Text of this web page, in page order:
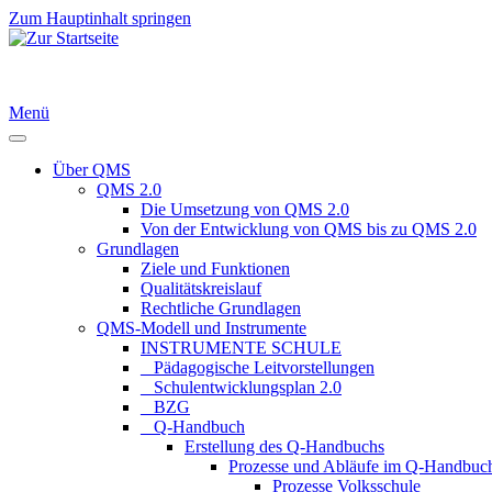
Zum Hauptinhalt springen
Menü
Über QMS
QMS 2.0
Die Umsetzung von QMS 2.0
Von der Entwicklung von QMS bis zu QMS 2.0
Grundlagen
Ziele und Funktionen
Qualitätskreislauf
Rechtliche Grundlagen
QMS-Modell und Instrumente
INSTRUMENTE SCHULE
_ Pädagogische Leitvorstellungen
_ Schulentwicklungsplan 2.0
_ BZG
_ Q-Handbuch
Erstellung des Q-Handbuchs
Prozesse und Abläufe im Q-
Prozesse Volksschule